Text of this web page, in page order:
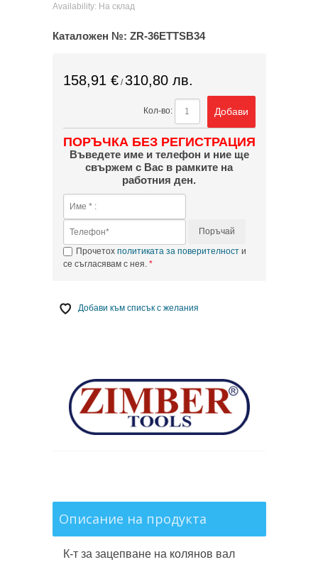
Availability: На склад
Каталожен №: ZR-36ETTSB34
158,91 €/ 310,80 лв.
Кол-во: Добави
ПОРЪЧКА БЕЗ РЕГИСТРАЦИЯ
Въведете име и телефон и ние ще
свържем с Вас в рамките на
работния ден.
Поръчай
Прочетох политиката за поверителности
се съгласявам с нея.
Добави към списък с желания
Описание на продукта
К-т за зацепване на колянов вал